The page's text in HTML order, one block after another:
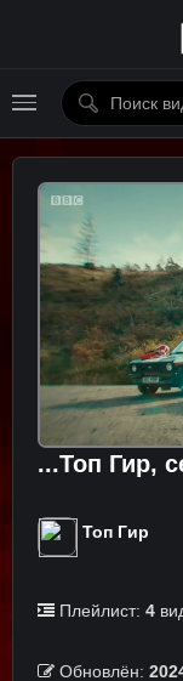
...Топ Гир,
Топ Гир
Плейлист: 4
Обновлён: